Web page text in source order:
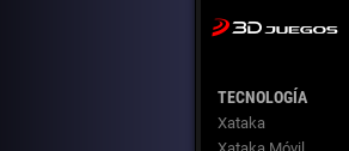
TECNOLOGÍA
Xataka